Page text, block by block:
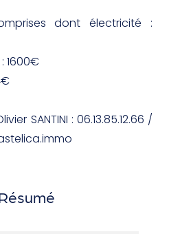
dont électricité :
1600€
SANTINI : 06.13.85.12.66 /